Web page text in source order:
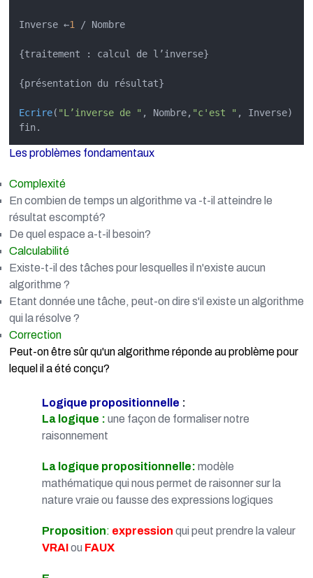
Inverse ←1 / Nombre
{traitement : calcul de l’inverse}
{présentation du résultat}
Ecrire( "L’inverse de " , Nombre, "c'est " , Inverse)
Les problèmes fondamentaux
Complexité
En combien de temps un algorithme va -t-il atteindre le
résultat escompté?
De quel espace a-t-il besoin?
Calculabilité
Existe-t-il des tâches pour lesquelles il n'existe aucun
algorithme ?
Etant donnée une tâche, peut-on dire s'il existe un algorithme
qui la résolve ?
Correction
Peut-on être sûr qu'un algorithme réponde au problème pour
lequel il a été conçu?
Logique propositionnelle :
La logique : une façon de formaliser notre
raisonnement
La logique propositionnelle: modèle
mathématique qui nous permet de raisonner sur la
nature vraie ou fausse des expressions logiques
Proposition: expression qui peut prendre la valeur
VRAIou FAUX